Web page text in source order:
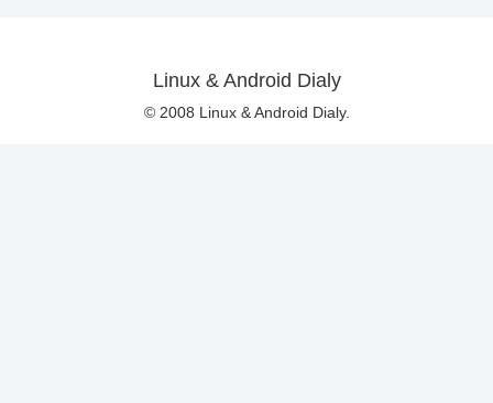
Linux & Android Dialy
© 2008 Linux & Android Dialy.